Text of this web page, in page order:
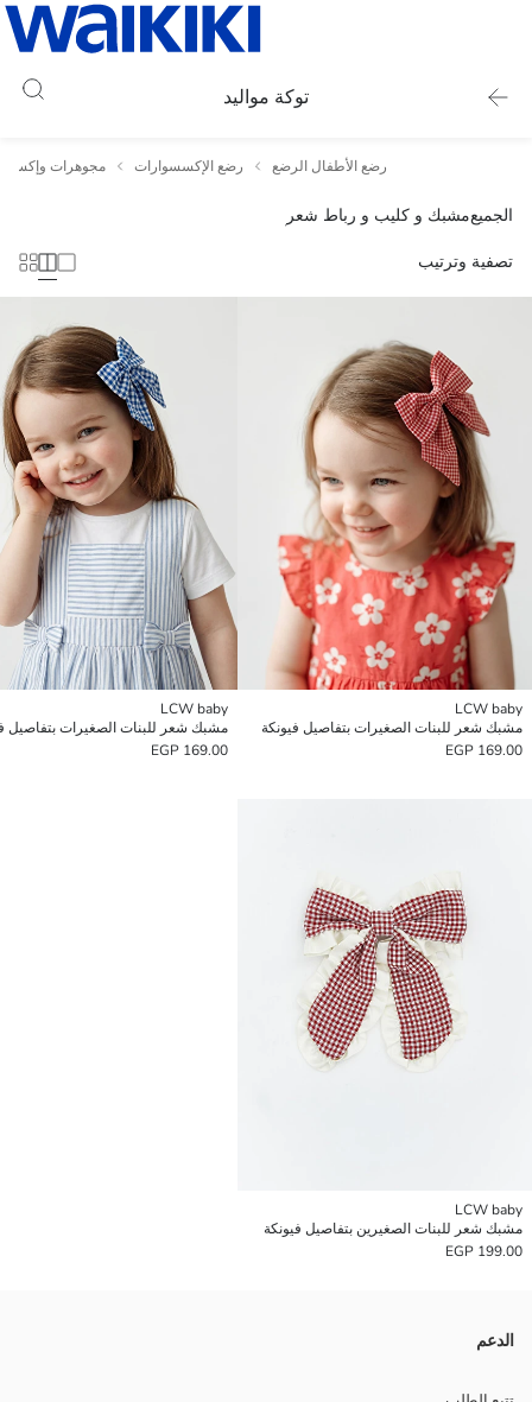
توكة مواليد
رضع الأطفال الرضع رضع الإكسسوارات مجوهرات
الجميعمشبك و كليب و رباط شعر
تصفية وترتيب
LCW baby
مشبك شعر للبنات الصغيرات بتفاصيل فيونكة
169.00 EGP
LCW baby
مشبك شعر للبنات الصغيرات بتفاصيل
169.00 EGP
LCW baby
مشبك شعر للبنات الصغيرين بتفاصيل فيونكة
199.00 EGP
الدعم